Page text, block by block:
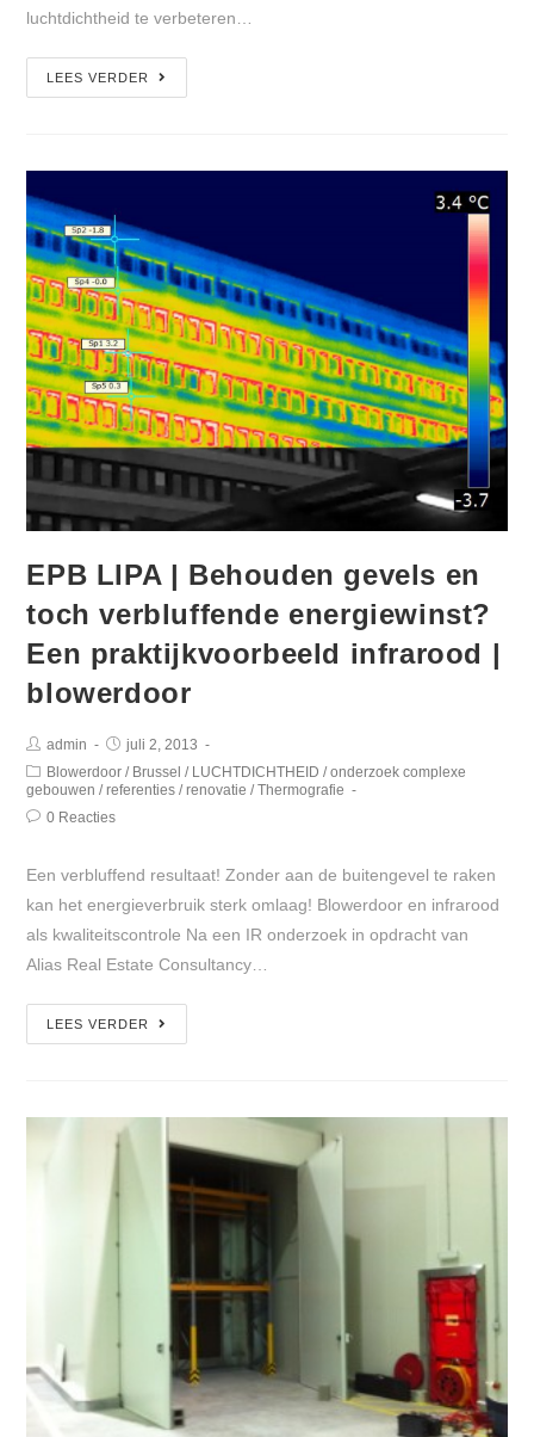
luchtdichtheid te verbeteren…
LEES VERDER
EPB LIPA | Behouden gevels en
toch verbluffende energiewinst?
Een praktijkvoorbeeld infrarood |
blowerdoor
admin
juli 2, 2013
Blowerdoor / Brussel / LUCHTDICHTHEID / onderzoek complexe
gebouwen / referenties / renovatie / Thermografie
0 Reacties
Een verbluffend resultaat! Zonder aan de buitengevel te raken
kan het energieverbruik sterk omlaag! Blowerdoor en infrarood
als kwaliteitscontrole Na een IR onderzoek in opdracht van
Alias Real Estate Consultancy…
LEES VERDER